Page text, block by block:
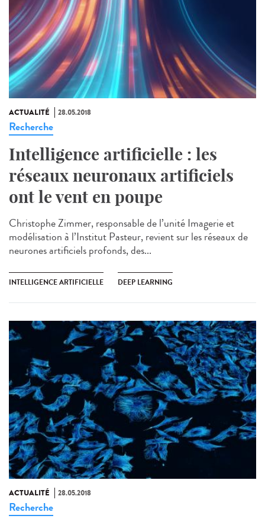
ACTUALITÉ 28.05.2018
Recherche
Intelligence artificielle : les
réseaux neuronaux artificiels
ont le vent en poupe
Christophe Zimmer, responsable de l’unité Imagerie et
modélisation à l’Institut Pasteur, revient sur les réseaux de
neurones artificiels profonds, des...
INTELLIGENCE ARTIFICIELLE DEEP LEARNING
ACTUALITÉ 28.05.2018
Recherche